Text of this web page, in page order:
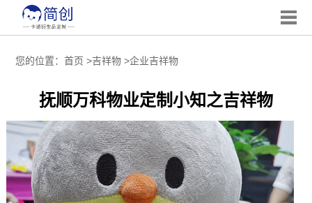
您的位置： 首页 >吉祥物>企业吉祥物
抚顺万科物业定制小知之吉祥物